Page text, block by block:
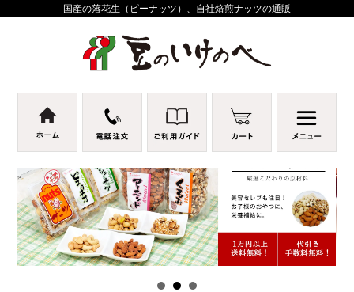
国産の落花生（ピーナッツ）、自社焙煎ナッツの通販